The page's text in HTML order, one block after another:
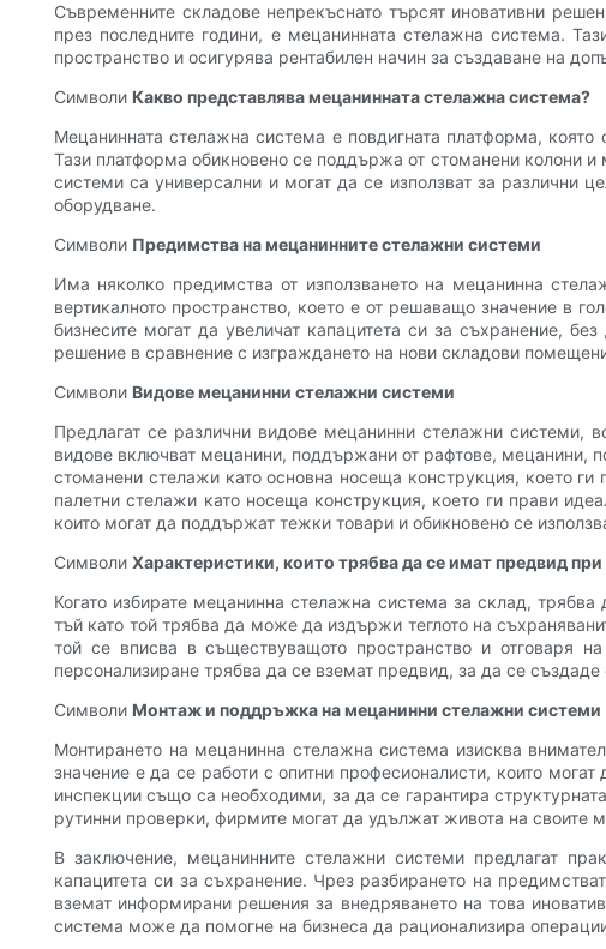
Съвременните складове непрекъснато търсят иновативни
през последните години, е мецанинната стелажна система.
пространство и осигурява рентабилен начин за създаване на
Символи Какво представлява мецанинната стелажна система?
Мецанинната стелажна система е повдигната платформа,
Тази платформа обикновено се поддържа от стоманени колони
системи са универсални и могат да се използват за различни
оборудване.
Символи Предимства на мецанинните стелажни системи
Има няколко предимства от използването на мецанинна
вертикалното пространство, което е от решаващо значение в
бизнесите могат да увеличат капацитета си за съхранение,
решение в сравнение с изграждането на нови складови
Символи Видове мецанинни стелажни системи
Предлагат се различни видове мецанинни стелажни системи,
видове включват мецанини, поддържани от рафтове, мецанини,
стоманени стелажи като основна носеща конструкция, което
палетни стелажи като носеща конструкция, което ги прави
които могат да поддържат тежки товари и обикновено се
Символи Характеристики, които трябва да се имат предвид
Когато избирате мецанинна стелажна система за склад,
тъй като той трябва да може да издържи теглото на
той се вписва в съществуващото пространство и отговаря
персонализиране трябва да се вземат предвид, за да се
Символи Монтаж и поддръжка на мецанинни стелажни системи
Монтирането на мецанинна стелажна система изисква
значение е да се работи с опитни професионалисти, които
инспекции също са необходими, за да се гарантира
рутинни проверки, фирмите могат да удължат живота на своите
В заключение, мецанинните стелажни системи предлагат
капацитета си за съхранение. Чрез разбирането на
вземат информирани решения за внедряването на това
система може да помогне на бизнеса да рационализира